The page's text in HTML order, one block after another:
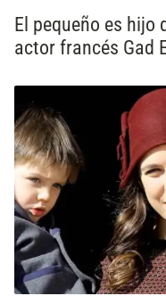
El pequeño es hijo
actor francés Gad